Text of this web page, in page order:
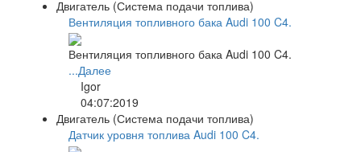
Двигатель (Система подачи топлива)
Вентиляция топливного бака Audi 100 C4.
Вентиляция топливного бака Audi 100 C4.
...Далее
Igor
04:07:2019
Двигатель (Система подачи топлива)
Датчик уровня топлива Audi 100 C4.